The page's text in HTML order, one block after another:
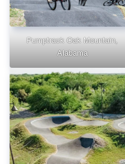
Pumptrack Oak Mountain,
Alabama